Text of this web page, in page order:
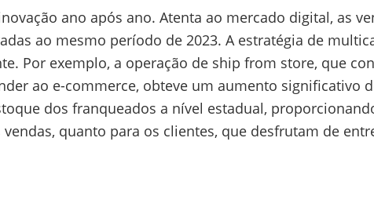
ano após ano. Atenta ao mercado digital, as
ao mesmo período de 2023. A estratégia de
Por exemplo, a operação de ship from store, que
ao e-commerce, obteve um aumento significativo
dos franqueados a nível estadual,
quanto para os clientes, que desfrutam de